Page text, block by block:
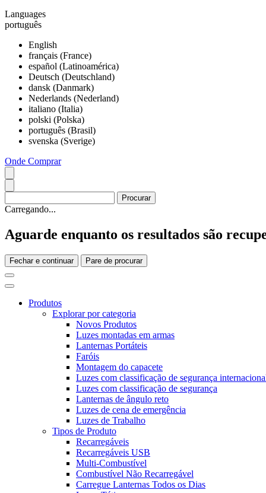
Languages
português
English
français (France)
español (Latinoamérica)
Deutsch (Deutschland)
dansk (Danmark)
Nederlands (Nederland)
italiano (Italia)
polski (Polska)
português (Brasil)
svenska (Sverige)
Onde Comprar
Carregando...
Aguarde enquanto os resultados são
Fechar e continuar Pare de procurar
Produtos
Explorar por categoria
Novos Produtos
Luzes montadas em armas
Lanternas Portáteis
Faróis
Montagem do capacete
Luzes com classificação de segurança
Luzes com classificação de segurança
Lanternas de ângulo reto
Luzes de cena de emergência
Luzes de Trabalho
Tipos de Produto
Recarregáveis
Recarregáveis USB
Multi-Combustível
Combustível Não Recarregável
Carregue Lanternas Todos os Dias